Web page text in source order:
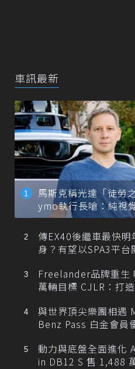
車訊最新
馬斯克稱光達「徒勞
ymo執行長嗆：純視
自動駕駛
傳EX40後繼車最快明
身？有望以SPA3平台
Freelander品牌重生
萬輛目標 CJLR：打
與世界頂尖樂團相遇
Benz Pass 白金會員
動力與底盤全面進化
in DB12 S 售 1,488